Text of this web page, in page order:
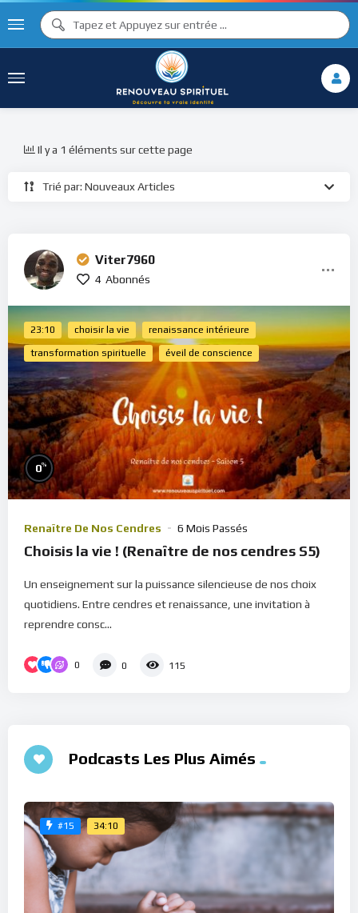
Trié par: Nouveaux Articles
Il y a 1 éléments sur cette page
Viter7960
4 Abonnés
23:10 choisir la vie renaissance intérieure
transformation spirituelle éveil de conscience
0%
Renaître De Nos Cendres 6 Mois Passés
Choisis la vie ! (Renaître de nos cendres S5)
Un enseignement sur la puissance silencieuse de nos choix
quotidiens. Entre cendres et renaissance, une invitation à
reprendre consc...
0 0 115
Podcasts Les Plus Aimés
#15 34:10